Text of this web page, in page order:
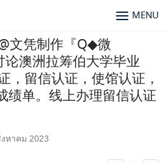
MENU
文凭制作『Q◆微
澳洲拉筹伯大学毕业
，留信认证，使馆认证，
绩单。线上办理留信认证
หาคม 2023